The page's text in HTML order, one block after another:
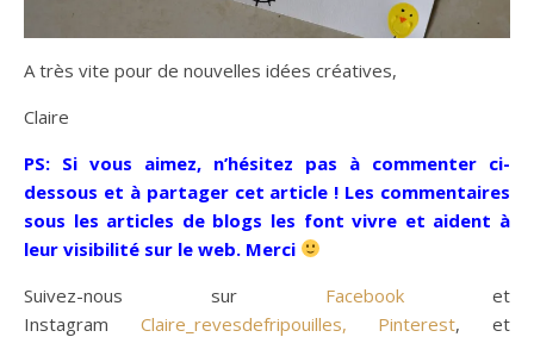
A très vite pour de nouvelles idées créatives,
Claire
PS: Si vous aimez, n’hésitez pas à commenter ci-
dessous et à partager cet article ! Les commentaires
sous les articles de blogs les font vivre et aident à
leur visibilité sur le web. Merci
Suivez-nous sur Facebook et
Instagram Claire_revesdefripouilles, Pinterest, et